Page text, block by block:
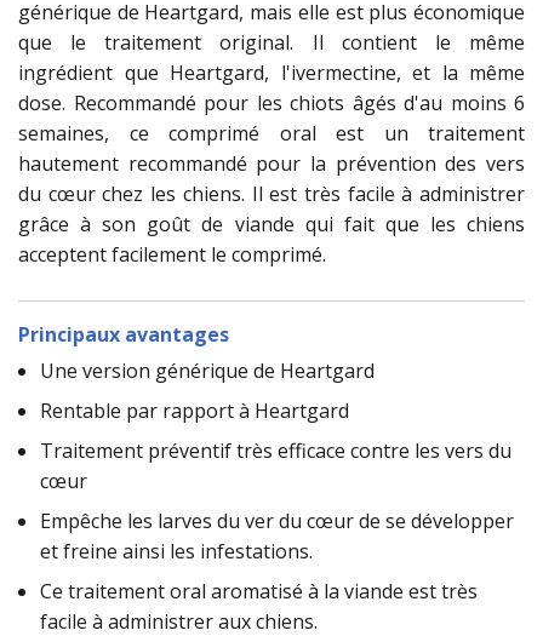
générique de Heartgard, mais elle est plus économique
que le traitement original. Il contient le même
ingrédient que Heartgard, l'ivermectine, et la même
dose. Recommandé pour les chiots âgés d'au moins 6
semaines, ce comprimé oral est un traitement
hautement recommandé pour la prévention des vers
du cœur chez les chiens. Il est très facile à administrer
grâce à son goût de viande qui fait que les chiens
acceptent facilement le comprimé.
Principaux avantages
Une version générique de Heartgard
Rentable par rapport à Heartgard
Traitement préventif très efficace contre les vers du
cœur
Empêche les larves du ver du cœur de se développer
et freine ainsi les infestations.
Ce traitement oral aromatisé à la viande est très
facile à administrer aux chiens.